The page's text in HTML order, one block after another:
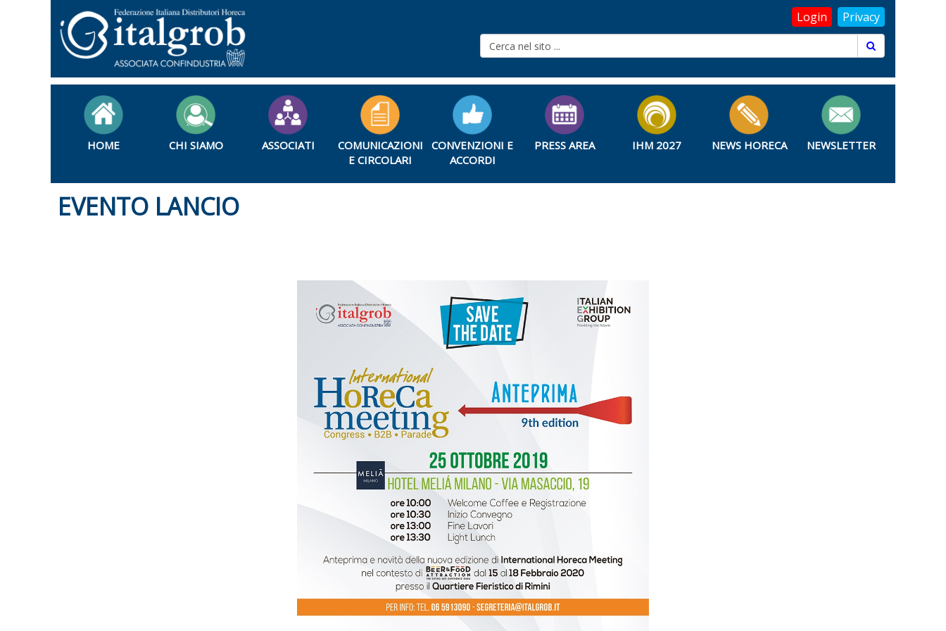
Login Privacy
HOME CHI SIAMO ASSOCIATI
COMUNICAZIONI
E CIRCOLARI
CONVENZIONI E
ACCORDI
PRESS AREA IHM 2027 NEWS HORECA NEWSLETTER
EVENTO LANCIO